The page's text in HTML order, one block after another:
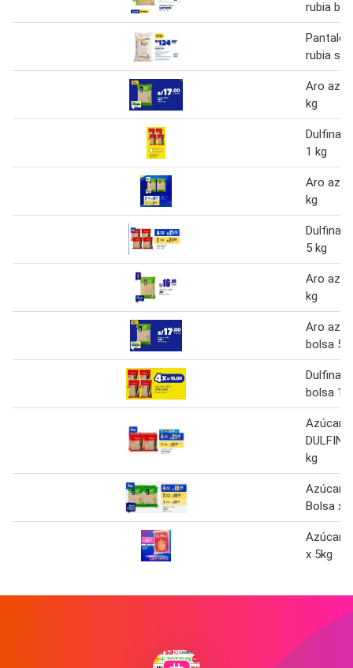
rubia
rubia
Aro
kg
Dulfina
1 kg
Aro
kg
Dulfina
5 kg
Aro
kg
Aro
bolsa 5
Dulfina
bolsa 1
Azúcar
kg
Azúcar
Bolsa x
Azúcar
x 5kg